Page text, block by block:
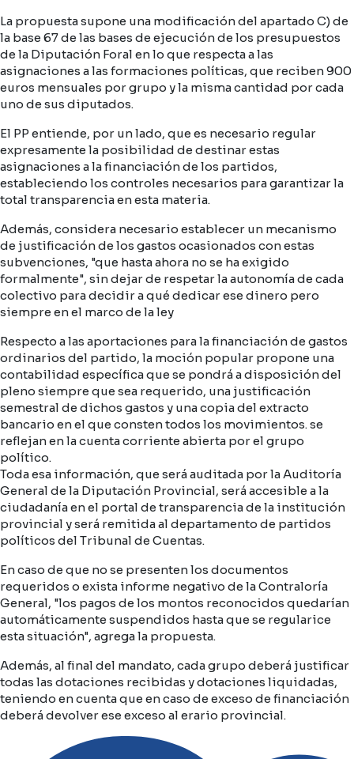
La propuesta supone una modificación del apartado C) de
la base 67 de las bases de ejecución de los presupuestos
de la Diputación Foral en lo que respecta a las
asignaciones a las formaciones políticas, que reciben 900
euros mensuales por grupo y la misma cantidad por cada
uno de sus diputados.
El PP entiende, por un lado, que es necesario regular
expresamente la posibilidad de destinar estas
asignaciones a la financiación de los partidos,
estableciendo los controles necesarios para garantizar la
total transparencia en esta materia.
Además, considera necesario establecer un mecanismo
de justificación de los gastos ocasionados con estas
subvenciones, "que hasta ahora no se ha exigido
formalmente", sin dejar de respetar la autonomía de cada
colectivo para decidir a qué dedicar ese dinero pero
siempre en el marco de la ley
Respecto a las aportaciones para la financiación de gastos
ordinarios del partido, la moción popular propone una
contabilidad específica que se pondrá a disposición del
pleno siempre que sea requerido, una justificación
semestral de dichos gastos y una copia del extracto
bancario en el que consten todos los movimientos. se
reflejan en la cuenta corriente abierta por el grupo
político.
Toda esa información, que será auditada por la Auditoría
General de la Diputación Provincial, será accesible a la
ciudadanía en el portal de transparencia de la institución
provincial y será remitida al departamento de partidos
políticos del Tribunal de Cuentas.
En caso de que no se presenten los documentos
requeridos o exista informe negativo de la Contraloría
General, "los pagos de los montos reconocidos quedarían
automáticamente suspendidos hasta que se regularice
esta situación", agrega la propuesta.
Además, al final del mandato, cada grupo deberá justificar
todas las dotaciones recibidas y dotaciones liquidadas,
teniendo en cuenta que en caso de exceso de financiación
deberá devolver ese exceso al erario provincial.